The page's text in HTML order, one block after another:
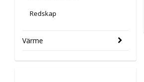
Redskap
Värme